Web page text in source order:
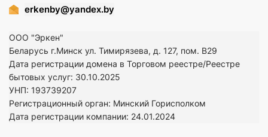
erkenby@yandex.by
ООО "Эркен"
Беларусь г.Минск ул. Тимирязева, д. 127, пом. В29
Дата регистрации домена в Торговом реестре/Реестре
бытовых услуг: 30.10.2025
УНП: 193739207
Регистрационный орган: Минский Горисполком
Дата регистрации компании: 24.01.2024